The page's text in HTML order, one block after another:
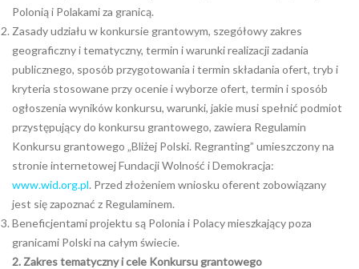
Polonią i Polakami za granicą.
Zasady udziału w konkursie grantowym, szegółowy zakres
geograficzny i tematyczny, termin i warunki realizacji zadania
publicznego, sposób przygotowania i termin składania ofert, tryb i
kryteria stosowane przy ocenie i wyborze ofert, termin i sposób
ogłoszenia wyników konkursu, warunki, jakie musi spełnić podmiot
przystępujący do konkursu grantowego, zawiera Regulamin
Konkursu grantowego „Bliżej Polski. Regranting” umieszczony na
stronie internetowej Fundacji Wolność i Demokracja:
www.wid.org.pl. Przed złożeniem wniosku oferent zobowiązany
jest się zapoznać z Regulaminem.
Beneficjentami projektu są Polonia i Polacy mieszkający poza
granicami Polski na całym świecie.
2. Zakres tematyczny i cele Konkursu grantowego